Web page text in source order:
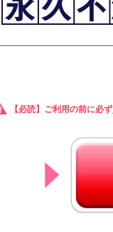
【必読】ご利用の前に必ず